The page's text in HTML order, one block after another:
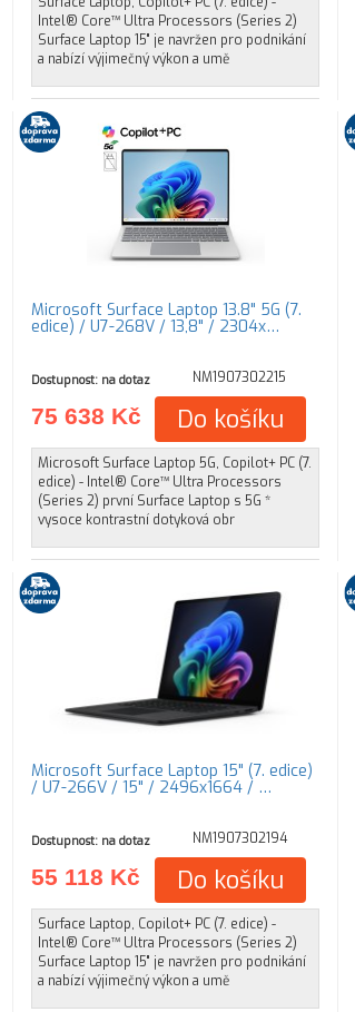
Intel® Core™ Ultra Processors (Series 2)
Surface Laptop 15" je navržen pro podnikání
a nabízí výjimečný výkon a umě
Microsoft Surface Laptop 13.8" 5G (7.
edice) / U7-268V / 13,8" / 2304x…
Dostupnost: na dotaz NM1907302215
75 638 Kč Do košíku
Microsoft Surface Laptop 5G, Copilot+ PC (7.
edice) - Intel® Core™ Ultra Processors
(Series 2) první Surface Laptop s 5G *
vysoce kontrastní dotyková obr
Microsoft Surface Laptop 15" (7. edice)
/ U7-266V / 15" / 2496x1664 / …
Dostupnost: na dotaz NM1907302194
55 118 Kč Do košíku
Surface Laptop, Copilot+ PC (7. edice) -
Intel® Core™ Ultra Processors (Series 2)
Surface Laptop 15" je navržen pro podnikání
a nabízí výjimečný výkon a umě